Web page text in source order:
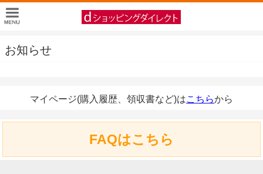
お知らせ
マイページ(購入履歴、領収書など)はこちらから
FAQはこちら